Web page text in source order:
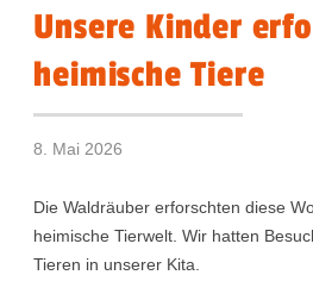
Unsere Kinder
heimische Tiere
8. Mai 2026
Die Waldräuber erforschten diese
heimische Tierwelt. Wir hatten
Tieren in unserer Kita.